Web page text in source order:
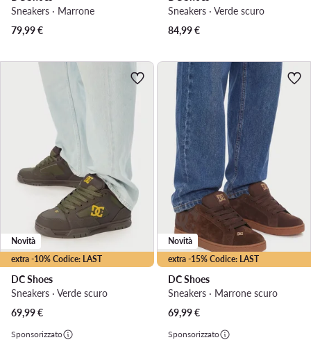
Sneakers · Marrone
79,99€
Sneakers · Verde scuro
84,99€
extra -10% Codice: LAST
Novità
DC Shoes
Sneakers · Verde scuro
69,99€
extra -15% Codice: LAST
Novità
DC Shoes
Sneakers · Marrone scuro
69,99€
Sponsorizzato Sponsorizzato